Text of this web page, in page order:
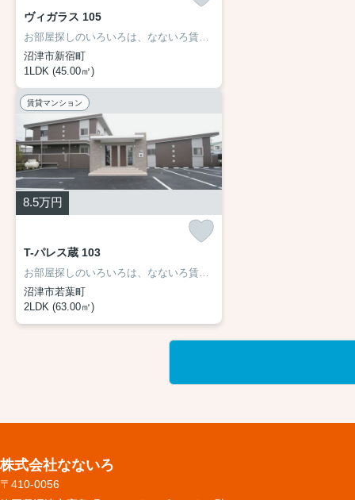
ヴィガラス 105
お部屋探しのいろいろは、なないろ賃貸まで☆
沼津市新宿町
1LDK (45.00㎡)
賃貸マンション
8.5万円
T-パレス蔵 103
お部屋探しのいろいろは、なないろ賃貸まで☆
沼津市若葉町
2LDK (63.00㎡)
株式会社なないろ
〒410-0056